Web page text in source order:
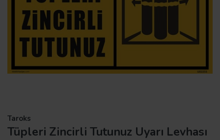
Taroks
Tüpleri Zincirli Tutunuz Uyarı Levhası